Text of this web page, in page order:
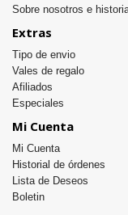
Sobre nosotros e
Extras
Tipo de envio
Vales de regalo
Afiliados
Especiales
Mi Cuenta
Mi Cuenta
Historial de órdenes
Lista de Deseos
Boletin